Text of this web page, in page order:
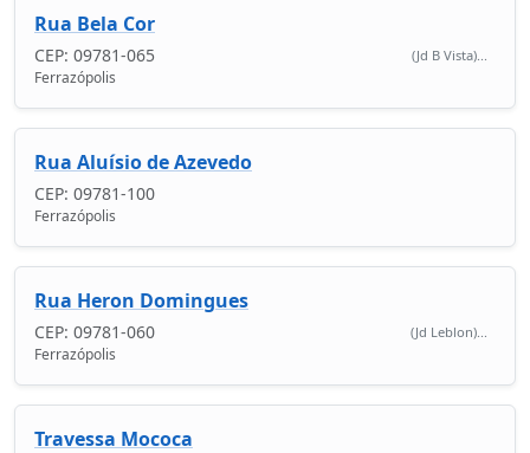
Rua Bela Cor
CEP: 09781-065 (Jd B Vista)...
Ferrazópolis
Rua Aluísio de Azevedo
CEP: 09781-100
Ferrazópolis
Rua Heron Domingues
CEP: 09781-060 (Jd Leblon)...
Ferrazópolis
Travessa Mococa